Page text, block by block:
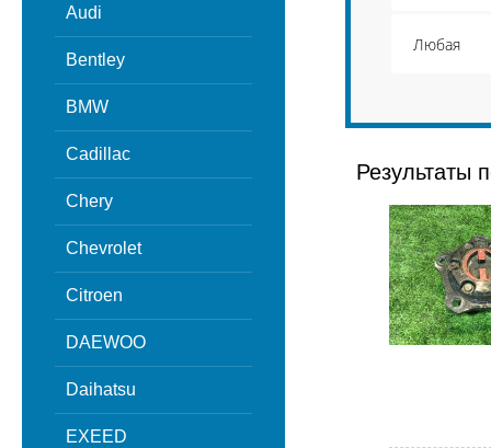
Audi
Bentley
BMW
Cadillac
Chery
Chevrolet
Citroen
DAEWOO
Daihatsu
EXEED
Результаты